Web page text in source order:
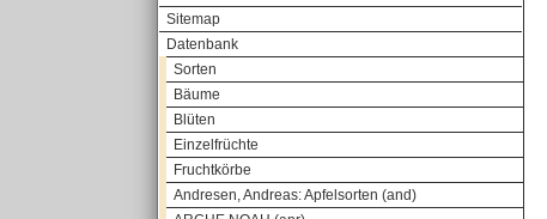
Sitemap
Datenbank
Sorten
Bäume
Blüten
Einzelfrüchte
Fruchtkörbe
Andresen, Andreas: Apfelsorten (and)